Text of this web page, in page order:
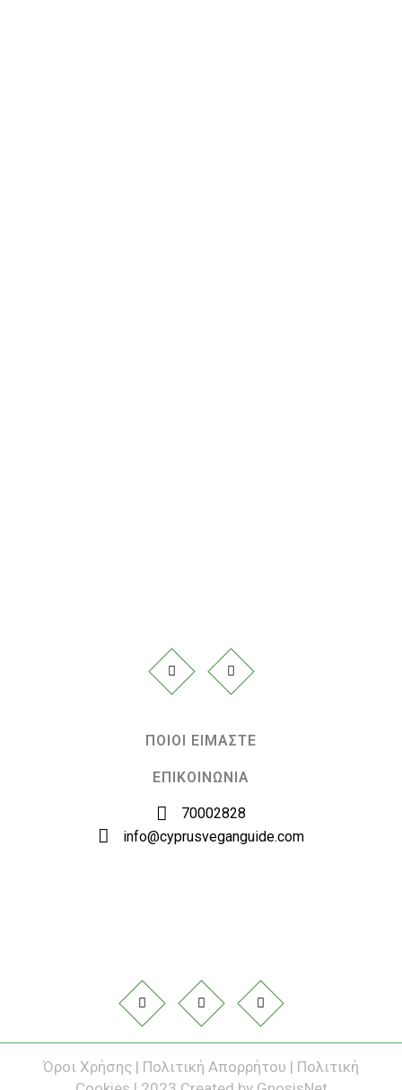
ΠΟΙΟΙ ΕΙΜΑΣΤΕ
ΕΠΙΚΟΙΝΩΝΙΑ
70002828
info@cyprusveganguide.com
Όροι Χρήσης | Πολιτική Απορρήτου | Πολιτική